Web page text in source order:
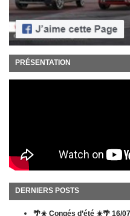
PRÉSENTATION
DERNIERS POSTS
🌴☀️ Congés d’été ☀️🌴 16/